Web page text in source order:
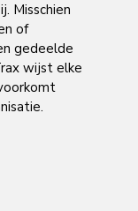
Misschien
of
gedeelde
wijst elke